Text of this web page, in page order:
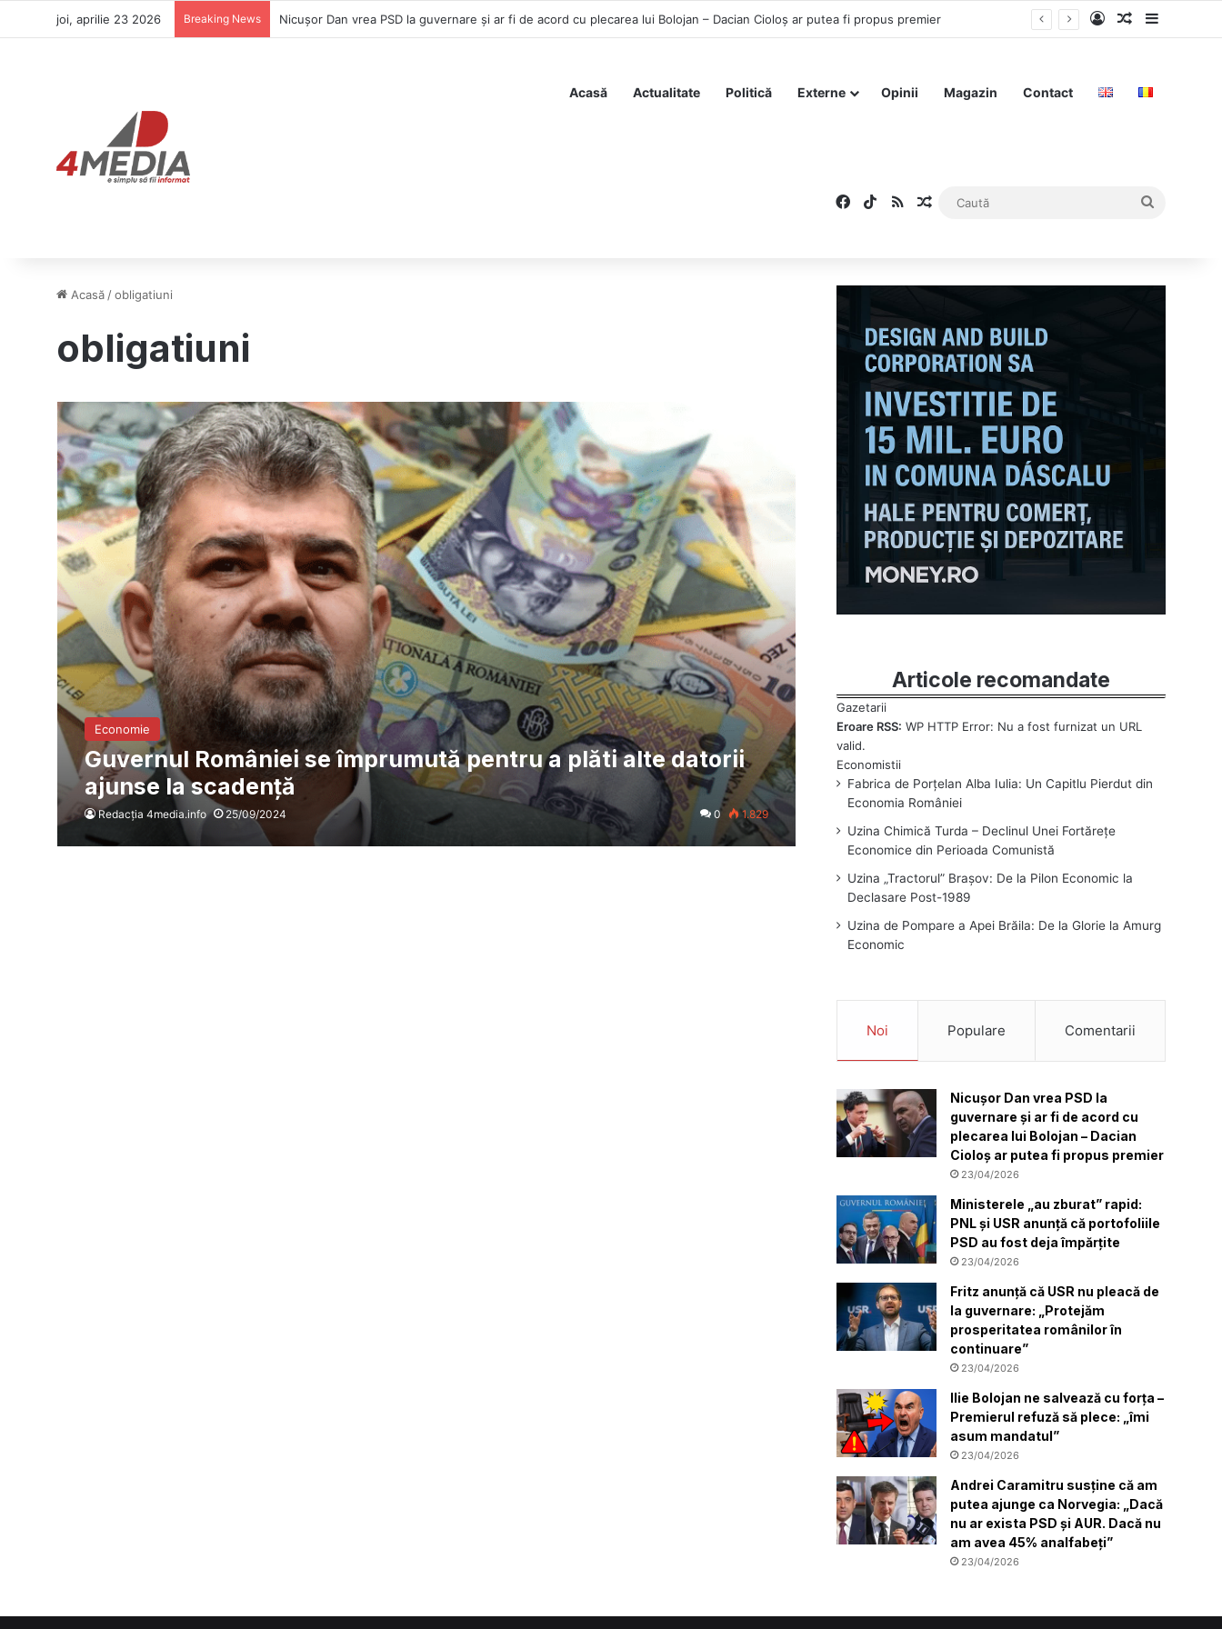
joi, aprilie 23 2026 Breaking News Nicuşor Dan vrea PSD la guvernare şi ar fi de acord cu plecarea lui Bolojan – Dacian Cioloș ar putea fi propus premier Log InArticolSidebar
Acasă Actualitate Politică Externe Opinii Magazin Contact
Facebook
TikTok
RSSArticol aleatoriu
Acasă /obligatiuni
obligatiuni
Economie
Guvernul României se împrumută pentru a plăti alte datorii
ajunse la scadență
Redacția 4media.info 25/09/2024 0 1.829
Articole recomandate
Eroare RSS: WP HTTP Error: Nu a fost furnizat un URL
valid.
Fabrica de Porțelan Alba Iulia: Un Capitlu Pierdut din
Economia României
Uzina Chimică Turda – Declinul Unei Fortărețe
Economice din Perioada Comunistă
Uzina „Tractorul” Brașov: De la Pilon Economic la
Declasare Post-1989
Uzina de Pompare a Apei Brăila: De la Glorie la Amurg
Economic
Noi Populare Comentarii
Nicuşor Dan vrea PSD la
guvernare şi ar fi de acord cu
plecarea lui Bolojan – Dacian
Cioloș ar putea fi propus premier
23/04/2026
Ministerele „au zburat” rapid:
PNL și USR anunță că portofoliile
PSD au fost deja împărțite
23/04/2026
Fritz anunță că USR nu pleacă de
la guvernare: „Protejăm
prosperitatea românilor în
continuare”
23/04/2026
Ilie Bolojan ne salvează cu forța –
Premierul refuză să plece: „îmi
asum mandatul”
23/04/2026
Andrei Caramitru susține că am
putea ajunge ca Norvegia: „Dacă
nu ar exista PSD și AUR. Dacă nu
am avea 45% analfabeți”
23/04/2026